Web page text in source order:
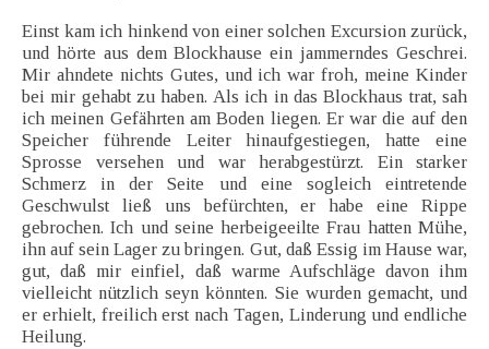
Einst kam ich hinkend von einer solchen Excursion zurück,
und hörte aus dem Blockhause ein jammerndes Geschrei.
Mir ahndete nichts Gutes, und ich war froh, meine Kinder
bei mir gehabt zu haben. Als ich in das Blockhaus trat, sah
ich meinen Gefährten am Boden liegen. Er war die auf den
Speicher führende Leiter hinaufgestiegen, hatte eine
Sprosse versehen und war herabgestürzt. Ein starker
Schmerz in der Seite und eine sogleich eintretende
Geschwulst ließ uns befürchten, er habe eine Rippe
gebrochen. Ich und seine herbeigeeilte Frau hatten Mühe,
ihn auf sein Lager zu bringen. Gut, daß Essig im Hause war,
gut, daß mir einfiel, daß warme Aufschläge davon ihm
vielleicht nützlich seyn könnten. Sie wurden gemacht, und
er erhielt, freilich erst nach Tagen, Linderung und endliche
Heilung.